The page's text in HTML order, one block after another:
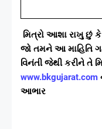
મિત્રો આશા રાખુ છું
જો તમને આ માહિતિ
વિનંતી જેથી કરીને તે
www.bkgujarat.com
આભાર